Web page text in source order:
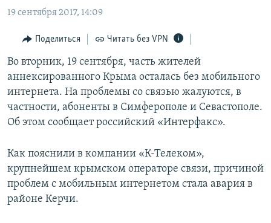
главной
навигации
Вернутся
поиску
11 ЛЕТ ОККУПАЦИИ КРЫМА. 11 ИСТОРИЙ СОПРОТИВЛЕНИЯ
ЕЩЕ
ИНТЕРАКТИВ
ИНФОГРАФИКА
ТЕЛЕПРОЕКТ КРЫМ.РЕАЛИИ
СОВЕТЫ ПРАВОЗАЩИТНИКОВ
ПРОПАВШИЕ БЕЗ ВЕСТИ
ПОБЕДИТЕЛЕЙ НЕ СУДЯТ?
КРЫМ.НЕПОКОРЕННЫЙ
ELIFBE
РАДІО СВОБОДА
КАК ОБОЙТИ БЛОКИРОВКУ
Українською
Qırımtatar
ПРИСОЕДИНЯЙТЕСЬ!
19 сентября 2017, 14:09
Поделиться Читать без VPN
Во вторник, 19 сентября, часть жителей
аннексированного Крыма осталась без мобильного
интернета. На проблемы со связью жалуются, в
частности, абоненты в Симферополе и Севастополе.
Об этом сообщает российский «Интерфакс».
Как пояснили в компании «К-Телеком»,
крупнейшем крымском операторе связи, причиной
проблем с мобильным интернетом стала авария в
районе Керчи.